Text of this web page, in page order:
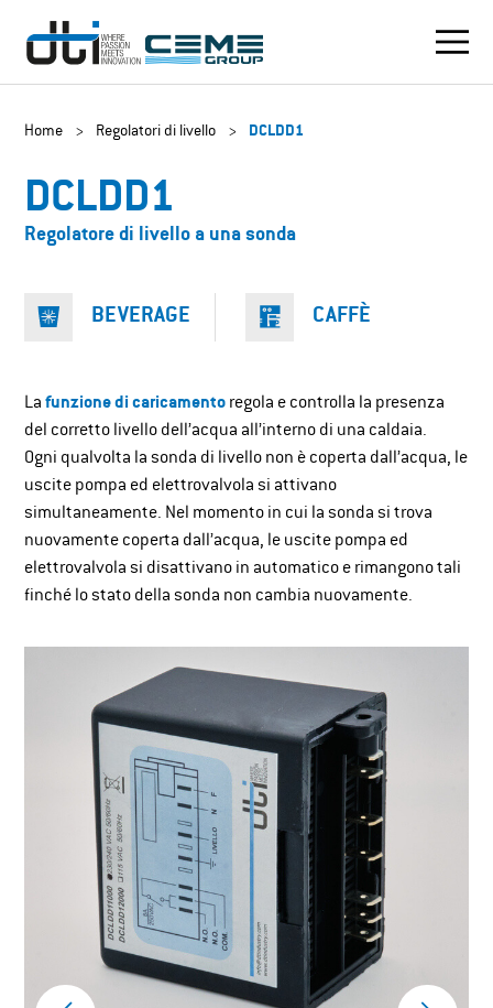
Home > Regolatori di livello > DCLDD1
DCLDD1
Regolatore di livello a una sonda
BEVERAGE CAFFÈ
La funzione di caricamento regola e controlla la presenza
del corretto livello dell’acqua all’interno di una caldaia.
Ogni qualvolta la sonda di livello non è coperta dall’acqua, le
uscite pompa ed elettrovalvola si attivano
simultaneamente. Nel momento in cui la sonda si trova
nuovamente coperta dall’acqua, le uscite pompa ed
elettrovalvola si disattivano in automatico e rimangono tali
finché lo stato della sonda non cambia nuovamente.